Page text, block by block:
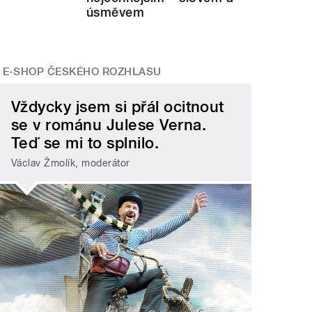
úsměvem
E-SHOP ČESKÉHO ROZHLASU
Vždycky jsem si přál ocitnout
se v románu Julese Verna.
Teď se mi to splnilo.
Václav Žmolík, moderátor